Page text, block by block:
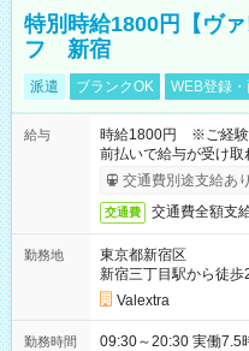
特別時給1800円【ヴ
フ 新宿
派遣 ブランクOK WEB登録
給与
時給1800円 ※ご経験
前払いで給与が受け
交通費別途支給あり
交通費 交通費全額支
勤務地
東京都新宿区
新宿三丁目駅から徒歩
Valextra
勤務時間
09:30～20:30 実働7.5時間／休憩1.5時間 営業時間に合わせた